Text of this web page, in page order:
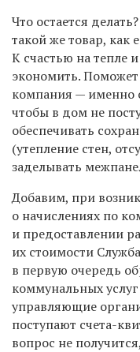
Что остается
такой же товар, как
К счастью на тепле
экономить.
компания — именно
чтобы в дом не
обеспечивать
(утепление стен,
заделывать
Добавим, при
о начислениях по
и предоставлении
их стоимости
в первую очередь
коммунальных
управляющие
поступают счета-
вопрос не